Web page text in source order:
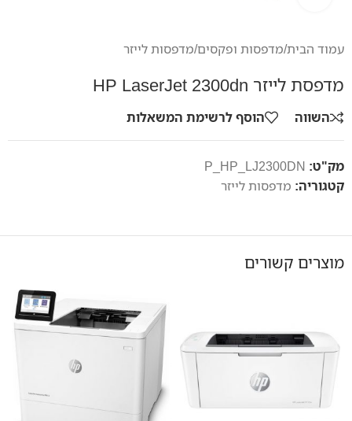
עמוד הבית/מדפסות ופקסים/מדפסות לייזר
מדפסת לייזר HP LaserJet 2300dn
השווה הוסף לרשימת המשאלות
מק"ט: P_HP_LJ2300DN
קטגוריה: מדפסות לייזר
מוצרים קשורים